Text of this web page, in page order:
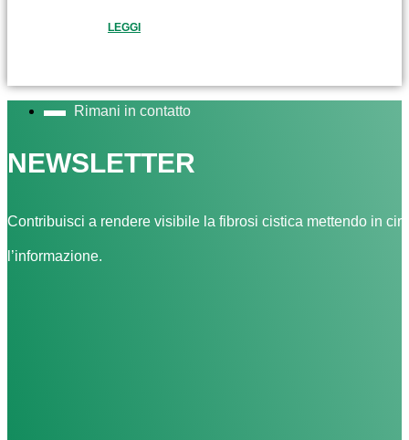
LEGGI
Rimani in contatto
NEWSLETTER
Contribuisci a rendere visibile la fibrosi cistica mettendo in
l’informazione.